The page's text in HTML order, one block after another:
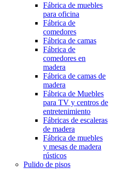
Fábrica de muebles
para oficina
Fábrica de
comedores
Fábrica de camas
Fábrica de
comedores en
madera
Fábrica de camas de
madera
Fábrica de Muebles
para TV y centros de
entretenimiento
Fábricas de escaleras
de madera
Fábrica de muebles
y mesas de madera
rústicos
Pulido de pisos